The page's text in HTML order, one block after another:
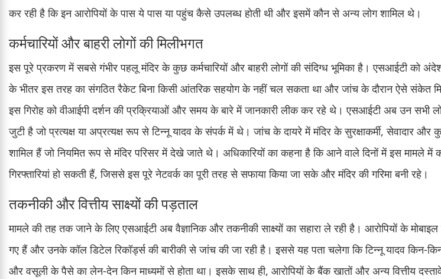
कर रही है कि इन आरोपियों के पास ये पास या पहुंच कैसे उपलब्ध होती थी और इसमें कौन से अन्य लोग शामिल थे।
कर्मचारियों और बाहरी लोगों की मिलीभगत
इस पूरे प्रकरण में सबसे गंभीर पहलू मंदिर के कुछ कर्मचारियों और बाहरी लोगों की संदिग्ध भूमिका है। एसआईटी को
के भीतर इस तरह का संगठित रैकेट बिना किसी आंतरिक सहयोग के नहीं चल सकता था और जांच के दौरान ऐसे संकेत
इस गिरोह को वीआईपी दर्शन की प्रक्रियाओं और समय के बारे में जानकारी लीक कर रहे थे। एसआईटी अब उन सभी
जुटी है जो प्रत्यक्ष या अप्रत्यक्ष रूप से टिन्नू यादव के संपर्क में थे। जांच के दायरे में मंदिर के सुरक्षाकर्मी, सेवादार और
शामिल हैं जो नियमित रूप से मंदिर परिसर में देखे जाते थे। अधिकारियों का कहना है कि आने वाले दिनों में इस मामले में
गिरफ्तारियां हो सकती हैं, जिससे इस पूरे नेटवर्क का पूरी तरह से सफाया किया जा सके और मंदिर की गरिमा बनी रहे।
तकनीकी और वित्तीय साक्ष्यों की पड़ताल
मामले की तह तक जाने के लिए एसआईटी अब वैज्ञानिक और तकनीकी साक्ष्यों का सहारा ले रही है। आरोपियों के
गए हैं और उनके कॉल डिटेल रिकॉर्ड्स की बारीकी से जांच की जा रही है। इससे यह पता चलेगा कि टिन्नू यादव किन-
और वसूली के पैसे का लेन-देन किन माध्यमों से होता था। इसके साथ ही, आरोपियों के बैंक खातों और अन्य वित्तीय